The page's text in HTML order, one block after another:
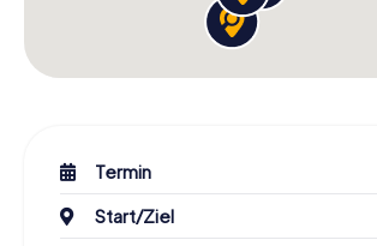
Termin
Start/Ziel